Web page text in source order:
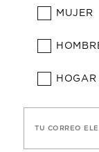
MUJER
HOGAR
TU CORREO